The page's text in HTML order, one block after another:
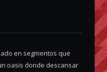
en segmentos que
oasis donde descansar